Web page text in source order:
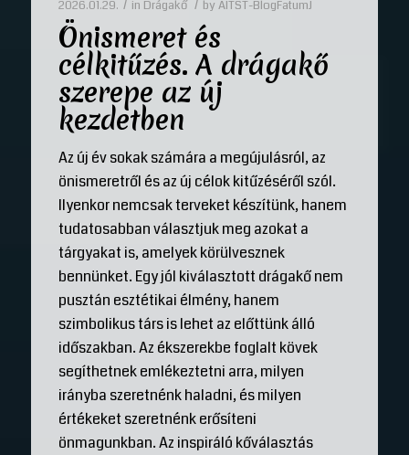
2026.01.29. / in Drágakő / by AITST-BlogFatumJ
Önismeret és
célkitűzés. A drágakő
szerepe az új
kezdetben
Az új év sokak számára a megújulásról, az
önismeretről és az új célok kitűzéséről szól.
Ilyenkor nemcsak terveket készítünk, hanem
tudatosabban választjuk meg azokat a
tárgyakat is, amelyek körülvesznek
bennünket. Egy jól kiválasztott drágakő nem
pusztán esztétikai élmény, hanem
szimbolikus társ is lehet az előttünk álló
időszakban. Az ékszerekbe foglalt kövek
segíthetnek emlékeztetni arra, milyen
irányba szeretnénk haladni, és milyen
értékeket szeretnénk erősíteni
önmagunkban. Az inspiráló kőválasztás